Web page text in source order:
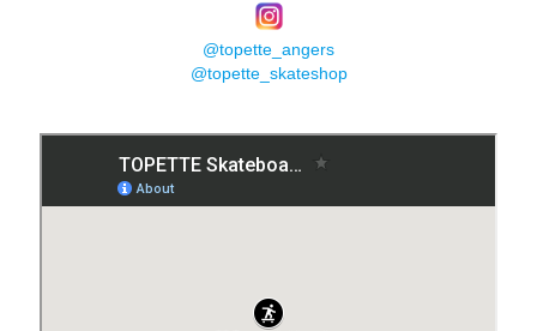
@topette_angers
@topette_skateshop